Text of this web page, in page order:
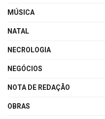
MÚSICA
NATAL
NECROLOGIA
NEGÓCIOS
NOTA DE REDAÇÃO
OBRAS